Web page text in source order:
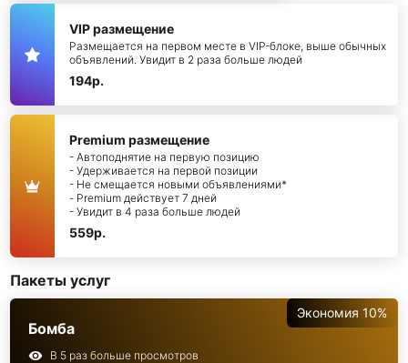
VIP размещение
Размещается на первом месте в VIP-блоке, выше обычных
объявлений. Увидит в 2 раза больше людей
194р.
Premium размещение
- Автоподнятие на первую позицию
- Удерживается на первой позиции
- Не смещается новыми объявлениями*
- Premium действует 7 дней
- Увидит в 4 раза больше людей
559р.
Пакеты услуг
Экономия 10%
Бомба
В 5 раз больше просмотров